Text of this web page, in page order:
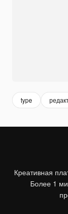
type
Креативная
Более 1